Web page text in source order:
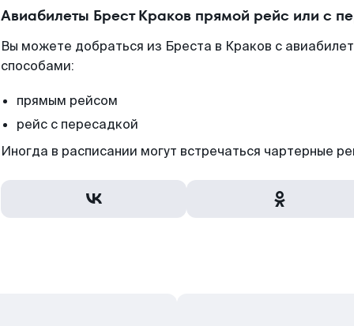
Авиабилеты Брест Краков прямой рейс или с
Вы можете добраться из Бреста в Краков с
способами:
прямым рейсом
рейс с пересадкой
Иногда в расписании могут встречаться чартерные